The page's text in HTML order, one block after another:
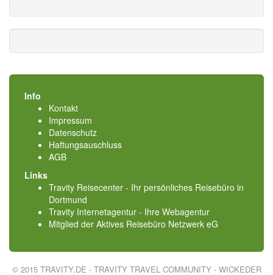
Info
Kontakt
Impressum
Datenschutz
Haftungsauschluss
AGB
Links
Travity Reisecenter - Ihr persönliches Reisebüro in
Dortmund
Travity Internetagentur - Ihre Webagentur
Mitglied der Aktives Reisebüro Netzwerk eG
© 2015 TRAVITY.DE - TRAVITY TRAVEL COMMUNITY - WICKEDER